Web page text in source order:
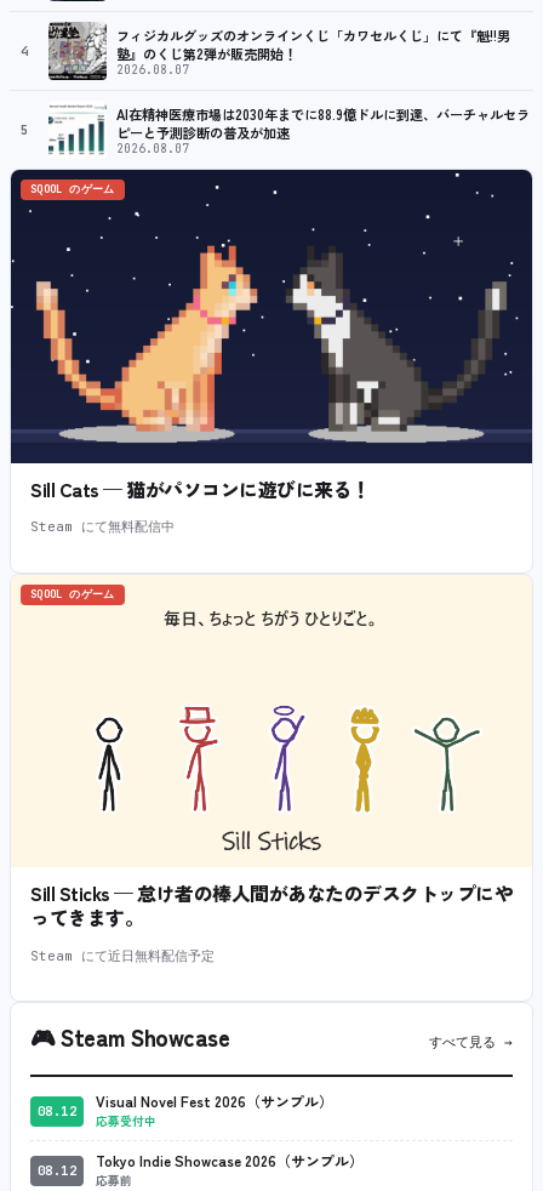
4
フィジカルグッズのオンラインくじ「カワセルくじ」にて『魁!!男
塾』のくじ第2弾が販売開始！
2026.08.07
5
AI在精神医療市場は2030年までに88.9億ドルに到達、バーチャルセラ
ピーと予測診断の普及が加速
2026.08.07
SQOOL のゲーム
Sill Cats — 猫がパソコンに遊びに来る！
Steam にて無料配信中
SQOOL のゲーム
Sill Sticks — 怠け者の棒人間があなたのデスクトップにや
ってきます。
Steam にて近日無料配信予定
🎮Steam Showcase すべて見る →
08.12 Visual Novel Fest 2026（サンプル）
応募受付中
08.12 Tokyo Indie Showcase 2026（サンプル）
応募前